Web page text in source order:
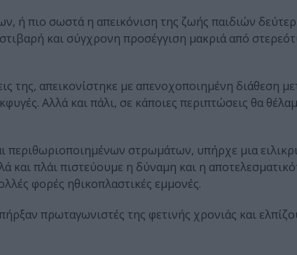
ή πιο σωστά η απεικόνιση της ζωής παιδιών
και σύγχρονη προσέγγιση μακριά από
της, απεικονίστηκε με απενοχοποιημένη διάθεση
Αλλά και πάλι, σε κάποιες περιπτώσεις θα
περιθωριοποιημένων στρωμάτων, υπήρχε μια
και πλάι πιστεύουμε η δύναμη και η
φορές ηθικοπλαστικές εμμονές.
πρωταγωνιστές της φετινής χρονιάς και